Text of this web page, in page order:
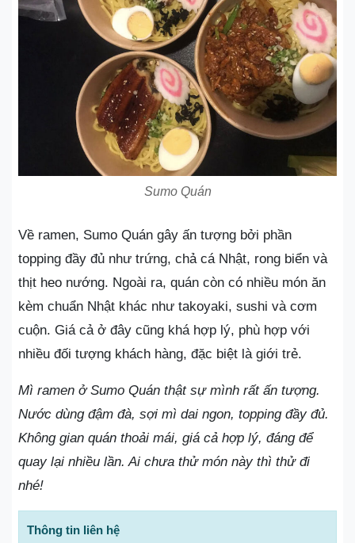
Sumo Quán
Về ramen, Sumo Quán gây ấn tượng bởi phần
topping đầy đủ như trứng, chả cá Nhật, rong biển và
thịt heo nướng. Ngoài ra, quán còn có nhiều món ăn
kèm chuẩn Nhật khác như takoyaki, sushi và cơm
cuộn. Giá cả ở đây cũng khá hợp lý, phù hợp với
nhiều đối tượng khách hàng, đặc biệt là giới trẻ.
Mì ramen ở Sumo Quán thật sự mình rất ấn tượng.
Nước dùng đậm đà, sợi mì dai ngon, topping đầy đủ.
Không gian quán thoải mái, giá cả hợp lý, đáng để
quay lại nhiều lần. Ai chưa thử món này thì thử đi
nhé!
Thông tin liên hệ